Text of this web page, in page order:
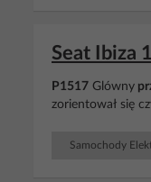
Seat Ibiza
P1517 Glówny
zorientował się
Samochody